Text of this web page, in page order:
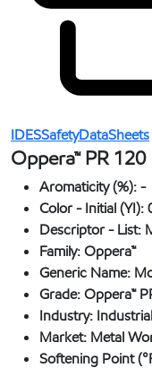
IDESSafetyDataSheets
Oppera™ PR 120
Aromaticity (%):-
Color - Initial (YI):
Descriptor - List:
Family:Oppera™
Generic Name:
Grade:Oppera™
Industry:
Market: Metal
Softening Point